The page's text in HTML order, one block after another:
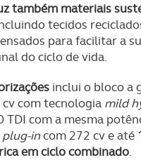
também materiais
tecidos
para facilitar a
do ciclo de vida.
inclui o bloco a
cv com tecnologia mild
TDI com a mesma
plug-incom 272 cv e até
em ciclo combinado.